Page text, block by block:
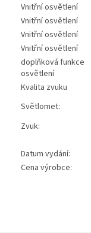
Vnitřní osvětlení
Vnitřní osvětlení
Vnitřní osvětlení
Vnitřní osvětlení
doplňková funkce
osvětlení
Kvalita zvuku
Světlomet:
Zvuk:
Datum vydání:
Cena výrobce: